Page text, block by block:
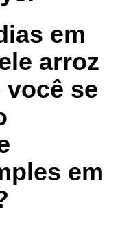
em
arroz
você se
em